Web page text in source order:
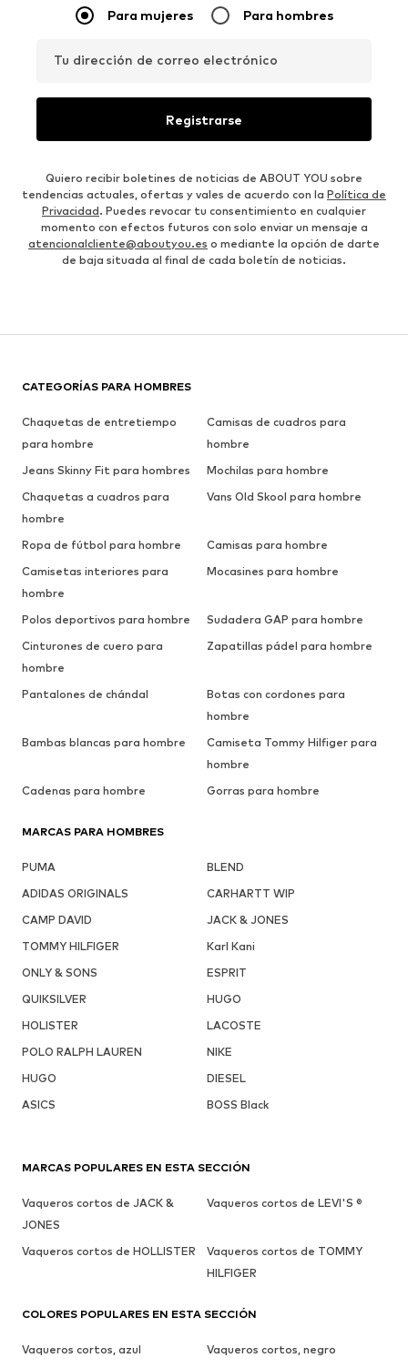
Para mujeres Para hombres
Tu dirección de correo electrónico
Registrarse
Quiero recibir boletines de noticias de ABOUT YOU sobre
tendencias actuales, ofertas y vales de acuerdo con la Política de
Privacidad. Puedes revocar tu consentimiento en cualquier
momento con efectos futuros con solo enviar un mensaje a
atencionalcliente@aboutyou.es o mediante la opción de darte
de baja situada al final de cada boletín de noticias.
CATEGORÍAS PARA HOMBRES
Chaquetas de entretiempo
para hombre
Camisas de cuadros para
hombre
Jeans Skinny Fit para hombres
Mochilas para hombre
Chaquetas a cuadros para
hombre
Vans Old Skool para hombre
Ropa de fútbol para hombre
Camisas para hombre
Camisetas interiores para
hombre
Mocasines para hombre
Polos deportivos para hombre
Sudadera GAP para hombre
Cinturones de cuero para
hombre
Zapatillas pádel para hombre
Pantalones de chándal
Botas con cordones para
hombre
Bambas blancas para hombre
Camiseta Tommy Hilfiger para
hombre
Cadenas para hombre
Gorras para hombre
MARCAS PARA HOMBRES
PUMA
BLEND
ADIDAS ORIGINALS
CARHARTT WIP
CAMP DAVID
JACK & JONES
TOMMY HILFIGER
Karl Kani
ONLY & SONS
ESPRIT
QUIKSILVER
HUGO
HOLISTER
LACOSTE
POLO RALPH LAUREN
NIKE
HUGO
DIESEL
ASICS
BOSS Black
MARCAS POPULARES EN ESTA SECCIÓN
Vaqueros cortos de JACK &
JONES
Vaqueros cortos de LEVI'S ®
Vaqueros cortos de HOLLISTER
Vaqueros cortos de TOMMY
HILFIGER
COLORES POPULARES EN ESTA SECCIÓN
Vaqueros cortos, azul
Vaqueros cortos, negro